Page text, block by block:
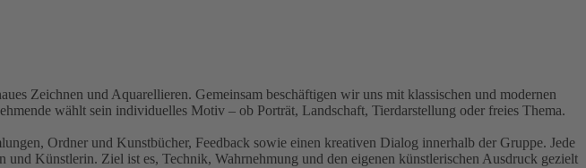
Zeichnen und Aquarellieren. Gemeinsam beschäftigen wir uns mit klassischen und modernen
wählt sein individuelles Motiv – ob Porträt, Landschaft, Tierdarstellung oder freies Thema.
Ordner und Kunstbücher, Feedback sowie einen kreativen Dialog innerhalb der Gruppe. Jede
Künstlerin. Ziel ist es, Technik, Wahrnehmung und den eigenen künstlerischen Ausdruck gezielt